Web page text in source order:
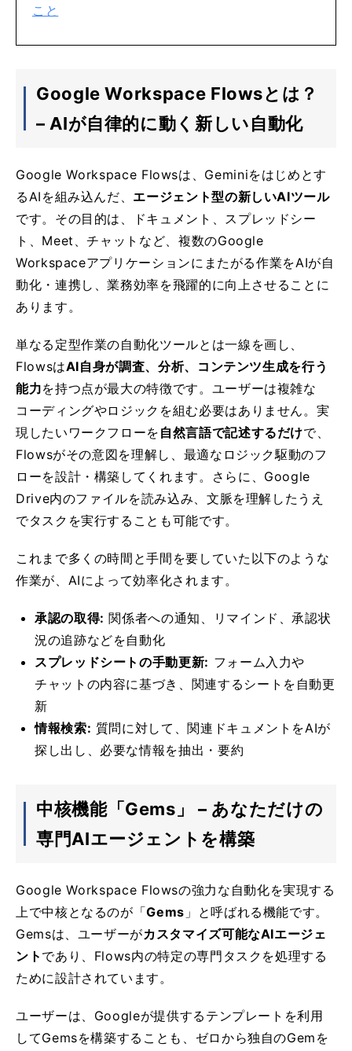
こと
Google Workspace Flowsとは？
– AIが自律的に動く新しい自動化
Google Workspace Flowsは、Geminiをはじめとす
るAIを組み込んだ、 エージェント型の新しいAIツール
です。その目的は、ドキュメント、スプレッドシー
ト、Meet、チャットなど、複数のGoogle
Workspaceアプリケーションにまたがる作業をAIが自
動化・連携し、業務効率を飛躍的に向上させることに
あります。
単なる定型作業の自動化ツールとは一線を画し、
FlowsはAI自身が調査、分析、コンテンツ生成を行う
能力を持つ点が最大の特徴です。ユーザーは複雑な
コーディングやロジックを組む必要はありません。実
現したいワークフローを 自然言語で記述するだけで、
Flowsがその意図を理解し、最適なロジック駆動のフ
ローを設計・構築してくれます。さらに、Google
Drive内のファイルを読み込み、文脈を理解したうえ
でタスクを実行することも可能です。
これまで多くの時間と手間を要していた以下のような
作業が、AIによって効率化されます。
承認の取得: 関係者への通知、リマインド、承認状
況の追跡などを自動化
スプレッドシートの手動更新: フォーム入力や
チャットの内容に基づき、関連するシートを自動更
新
情報検索: 質問に対して、関連ドキュメントをAIが
探し出し、必要な情報を抽出・要約
中核機能「Gems」 – あなただけの
専門AIエージェントを構築
Google Workspace Flowsの強力な自動化を実現する
上で中核となるのが「Gems 」と呼ばれる機能です。
Gemsは、ユーザーがカスタマイズ可能なAIエージェ
ント であり、Flows内の特定の専門タスクを処理する
ために設計されています。
ユーザーは、Googleが提供するテンプレートを利用
してGemsを構築することも、ゼロから独自のGemを